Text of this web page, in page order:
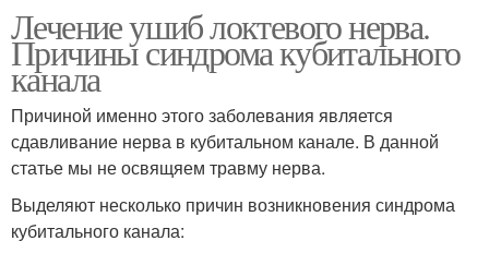
Лечение ушиб локтевого нерва.
Причины синдрома кубитального
канала
Причиной именно этого заболевания является
сдавливание нерва в кубитальном канале. В данной
статье мы не освящяем травму нерва.
Выделяют несколько причин возникновения синдрома
кубитального канала: